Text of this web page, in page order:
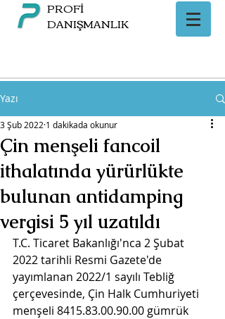
PROFİ
DANIŞMANLIK
Yazı
Çin menşeli fancoil
ithalatında yürürlükte
bulunan antidamping
vergisi 5 yıl uzatıldı
3 Şub 2022 1 dakikada okunur
T.C. Ticaret Bakanlığı'nca 2 Şubat
2022 tarihli Resmi Gazete'de
yayımlanan 2022/1 sayılı Tebliğ
çerçevesinde, Çin Halk Cumhuriyeti
menşeli 8415.83.00.90.00 gümrük